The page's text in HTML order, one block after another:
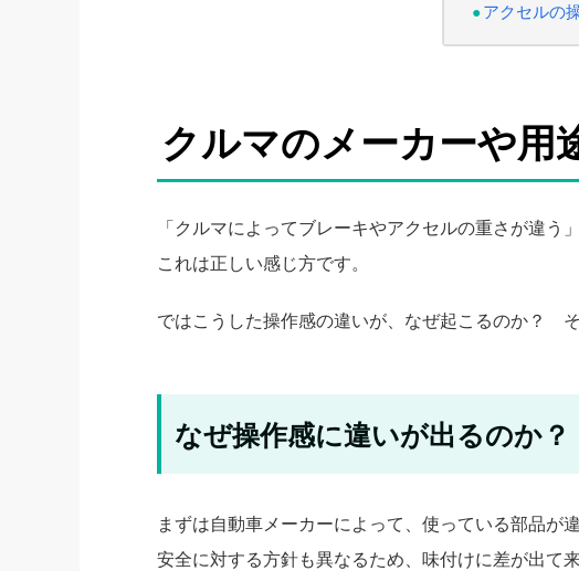
アクセルの
クルマのメーカーや用
「クルマによってブレーキやアクセルの重さが違う」
これは正しい感じ方です。
ではこうした操作感の違いが、なぜ起こるのか？
なぜ操作感に違いが出るのか？
まずは自動車メーカーによって、使っている部品が
安全に対する方針も異なるため、味付けに差が出て来